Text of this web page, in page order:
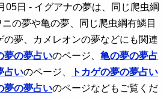
05日 - イグアナの夢は、同じ爬虫綱
の夢や亀の夢、同じ爬虫綱有鱗目
の夢、カメレオンの夢などにも関連
夢の夢占いのページ、亀の夢の夢占
占いのページ、
トカゲの夢の夢占い
夢の夢占いのページなどもご覧くだ